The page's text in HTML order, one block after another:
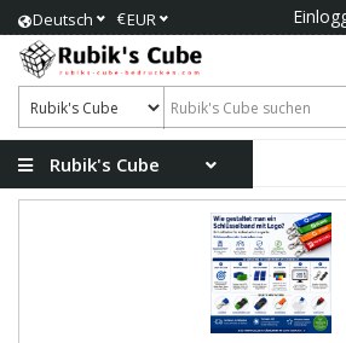
Deutsch €EUR
Rubik's Cube